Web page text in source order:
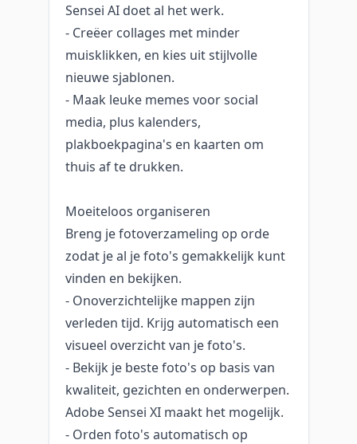
Sensei AI doet al het werk.
- Creëer collages met minder
muisklikken, en kies uit stijlvolle
nieuwe sjablonen.
- Maak leuke memes voor social
media, plus kalenders,
plakboekpagina's en kaarten om
thuis af te drukken.
Moeiteloos organiseren
Breng je fotoverzameling op orde
zodat je al je foto's gemakkelijk kunt
vinden en bekijken.
- Onoverzichtelijke mappen zijn
verleden tijd. Krijg automatisch een
visueel overzicht van je foto's.
- Bekijk je beste foto's op basis van
kwaliteit, gezichten en onderwerpen.
Adobe Sensei XI maakt het mogelijk.
- Orden foto's automatisch op